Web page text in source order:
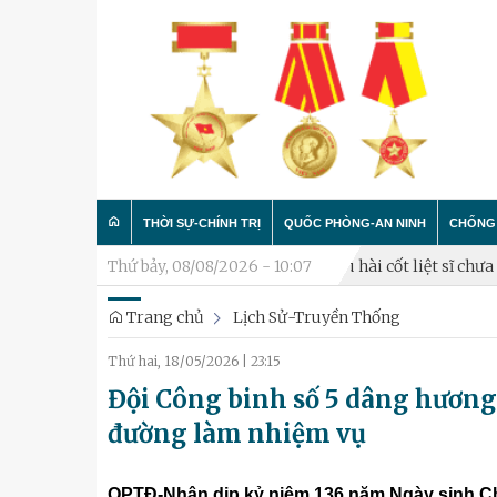
THỜI SỰ-CHÍNH TRỊ
Trong nước
Quân đội
Luận bàn
QUỐC PHÒNG-AN NINH
Công tác Đảng - Công tác
Xây dựng đơn vị
Thứ bảy, 08/08/2026 - 10:07
thủ năm 2026 Triển khai lấy mẫu hài cốt liệt sĩ chưa xác
Trang chủ Lịch Sử-Truyền Thống
Thứ hai, 18/05/2026 23:15
Đội Công binh số 5 dâng
đường làm nhiệm vụ